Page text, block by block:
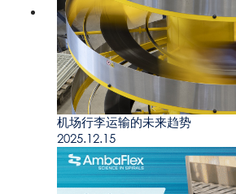
机场行李运输的未来趋势
2025.12.15